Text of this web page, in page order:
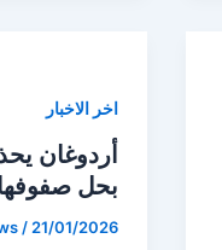
اخر الاخبار
أردوغان
بحل
/ 21/01/2026